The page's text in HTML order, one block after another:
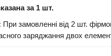
за 1 шт.
При замовленні від 2 шт.
заряджання двох